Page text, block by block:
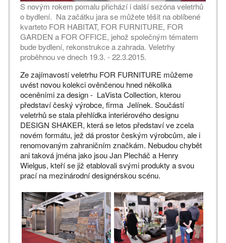
S novým rokem pomalu přichází i další sezóna veletrhů
o bydlení. Na začátku jara se můžete těšit na oblíbené
kvarteto FOR HABITAT, FOR FURNITURE, FOR
GARDEN a FOR OFFICE, jehož společným tématem
bude bydlení, rekonstrukce a zahrada. Veletrhy
proběhnou ve dnech 19.3. - 22.3.2015.
Ze zajímavostí veletrhu FOR FURNITURE můžeme
uvést novou kolekci ověnčenou hned několika
oceněními za design - LaVista Collection, kterou
představí český výrobce, firma Jelínek. Součástí
veletrhů se stala přehlídka interiérového designu
DESIGN SHAKER, která se letos představí ve zcela
novém formátu, jež dá prostor českým výrobcům, ale i
renomovaným zahraničním značkám. Nebudou chybět
ani taková jména jako jsou Jan Plecháč a Henry
Wielgus, kteří se již etablovali svými produkty a svou
prací na mezinárodní designérskou scénu.